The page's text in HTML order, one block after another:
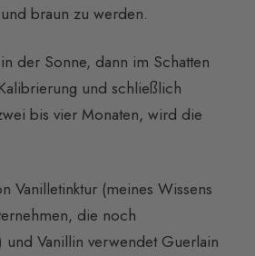
braun zu werden.
der Sonne, dann im Schatten
und schließlich
bis vier Monaten, wird die
Vanilletinktur (meines Wissens
die noch
und Vanillin verwendet Guerlain